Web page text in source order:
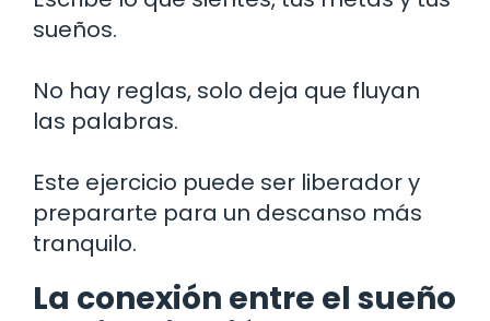
sueños.
No hay reglas, solo deja que fluyan
las palabras.
Este ejercicio puede ser liberador y
prepararte para un descanso más
tranquilo.
La conexión entre el sueño